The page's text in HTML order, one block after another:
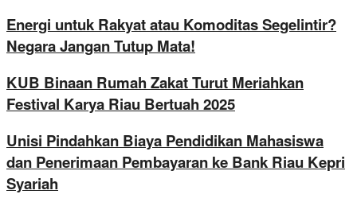
Energi untuk Rakyat atau Komoditas Segelintir?
Negara Jangan Tutup Mata!
KUB Binaan Rumah Zakat Turut Meriahkan
Festival Karya Riau Bertuah 2025
Unisi Pindahkan Biaya Pendidikan Mahasiswa
dan Penerimaan Pembayaran ke Bank Riau Kepri
Syariah